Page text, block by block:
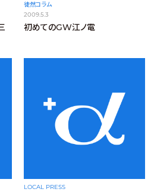
徒然コラム
2009.5.3
初めてのGW江ノ電
LOCAL PRESS